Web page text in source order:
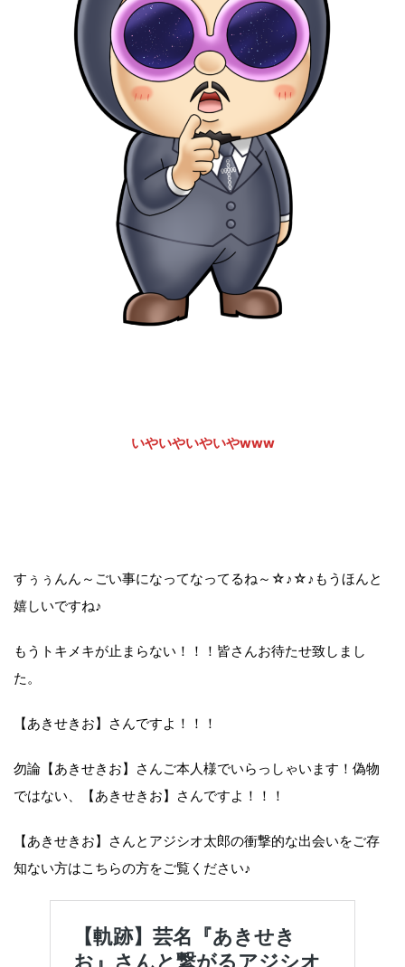
いやいやいやいやwww
すぅぅんん～ごい事になってなってるね～☆♪☆♪もうほんと
嬉しいですね♪
もうトキメキが止まらない！！！皆さんお待たせ致しまし
た。
【あきせきお】さんですよ！！！
勿論【あきせきお】さんご本人様でいらっしゃいます！偽物
ではない、【あきせきお】さんですよ！！！
【あきせきお】さんとアジシオ太郎の衝撃的な出会いをご存
知ない方はこちらの方をご覧ください♪